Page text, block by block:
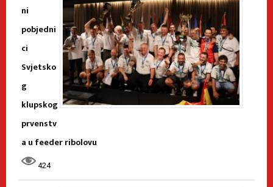
ni
pobjedni
ci
Svjetsko
g
klupskog
prvenstv
a u feeder ribolovu
424